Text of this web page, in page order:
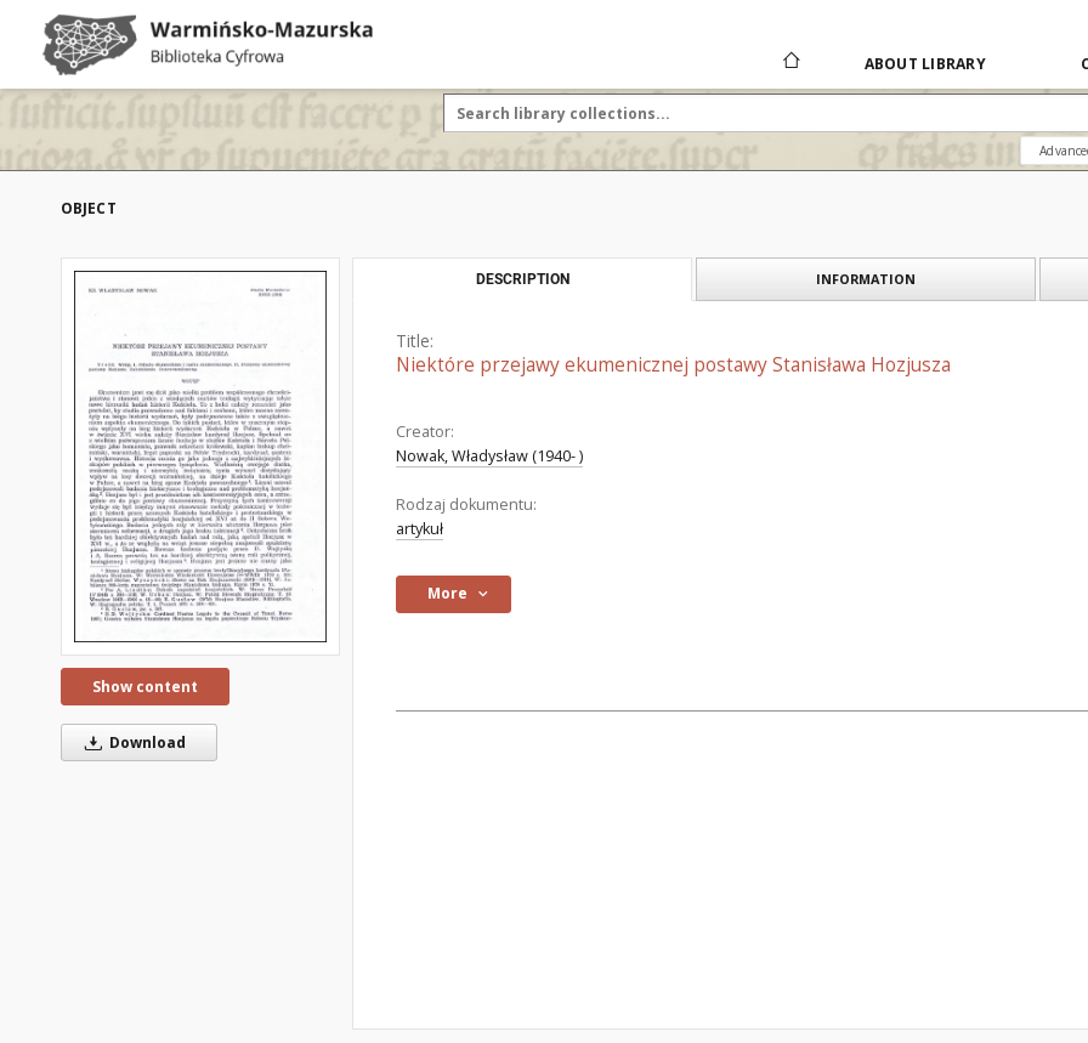
ABOUT LIBRARY
OBJECT
Show content
Download
DESCRIPTION INFORMATION
Title:
Niektóre przejawy ekumenicznej postawy Stanisława Hozjusza
Creator:
Nowak, Władysław (1940- )
Rodzaj dokumentu:
artykuł
More